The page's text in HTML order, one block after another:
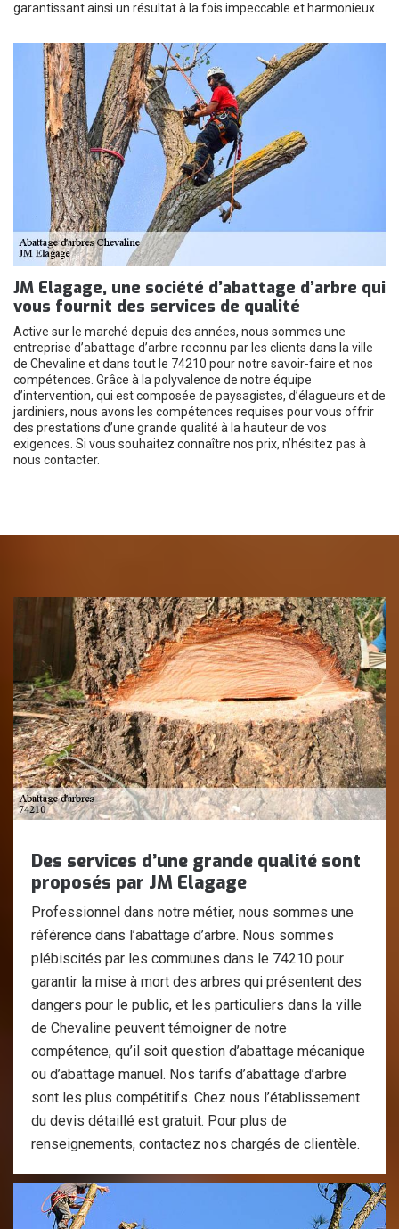
garantissant ainsi un résultat à la fois impeccable et harmonieux.
JM Elagage, une société d’abattage d’arbre qui
vous fournit des services de qualité
Active sur le marché depuis des années, nous sommes une
entreprise d’abattage d’arbre reconnu par les clients dans la ville
de Chevaline et dans tout le 74210 pour notre savoir-faire et nos
compétences. Grâce à la polyvalence de notre équipe
d’intervention, qui est composée de paysagistes, d’élagueurs et de
jardiniers, nous avons les compétences requises pour vous offrir
des prestations d’une grande qualité à la hauteur de vos
exigences. Si vous souhaitez connaître nos prix, n’hésitez pas à
nous contacter.
Des services d’une grande qualité sont
proposés par JM Elagage
Professionnel dans notre métier, nous sommes une
référence dans l’abattage d’arbre. Nous sommes
plébiscités par les communes dans le 74210 pour
garantir la mise à mort des arbres qui présentent des
dangers pour le public, et les particuliers dans la ville
de Chevaline peuvent témoigner de notre
compétence, qu’il soit question d’abattage mécanique
ou d’abattage manuel. Nos tarifs d’abattage d’arbre
sont les plus compétitifs. Chez nous l’établissement
du devis détaillé est gratuit. Pour plus de
renseignements, contactez nos chargés de clientèle.